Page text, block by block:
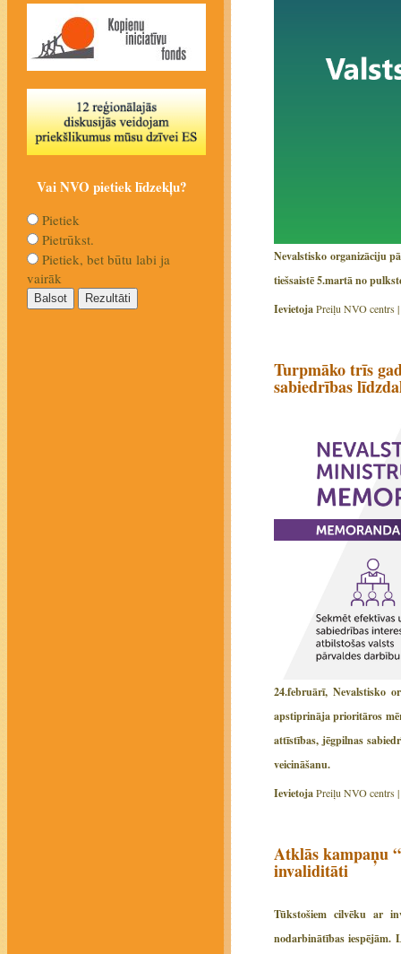
Nevalstisko organizāciju
tiešsaistē 5.martā no
IevietojaPreiļu NVO centrs |
Turpmāko trīs
sabiedrības
24.februārī, Nevalstisko
apstiprināja prioritāros
attīstības, jēgpilnas
veicināšanu.
IevietojaPreiļu NVO centrs |
Atklās kampaņu
invaliditāti
Tūkstošiem cilvēku ar
nodarbinātības
Vai NVO pietiek līdzekļu?
Pietiek
Pietrūkst.
Pietiek, bet būtu labi ja
vairāk